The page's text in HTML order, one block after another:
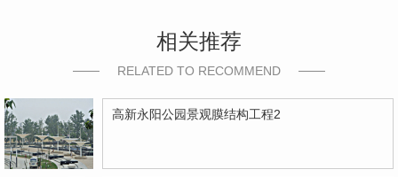
相关推荐
RELATED TO RECOMMEND
高新永阳公园景观膜结构工程2